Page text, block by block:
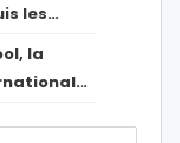
les…
la